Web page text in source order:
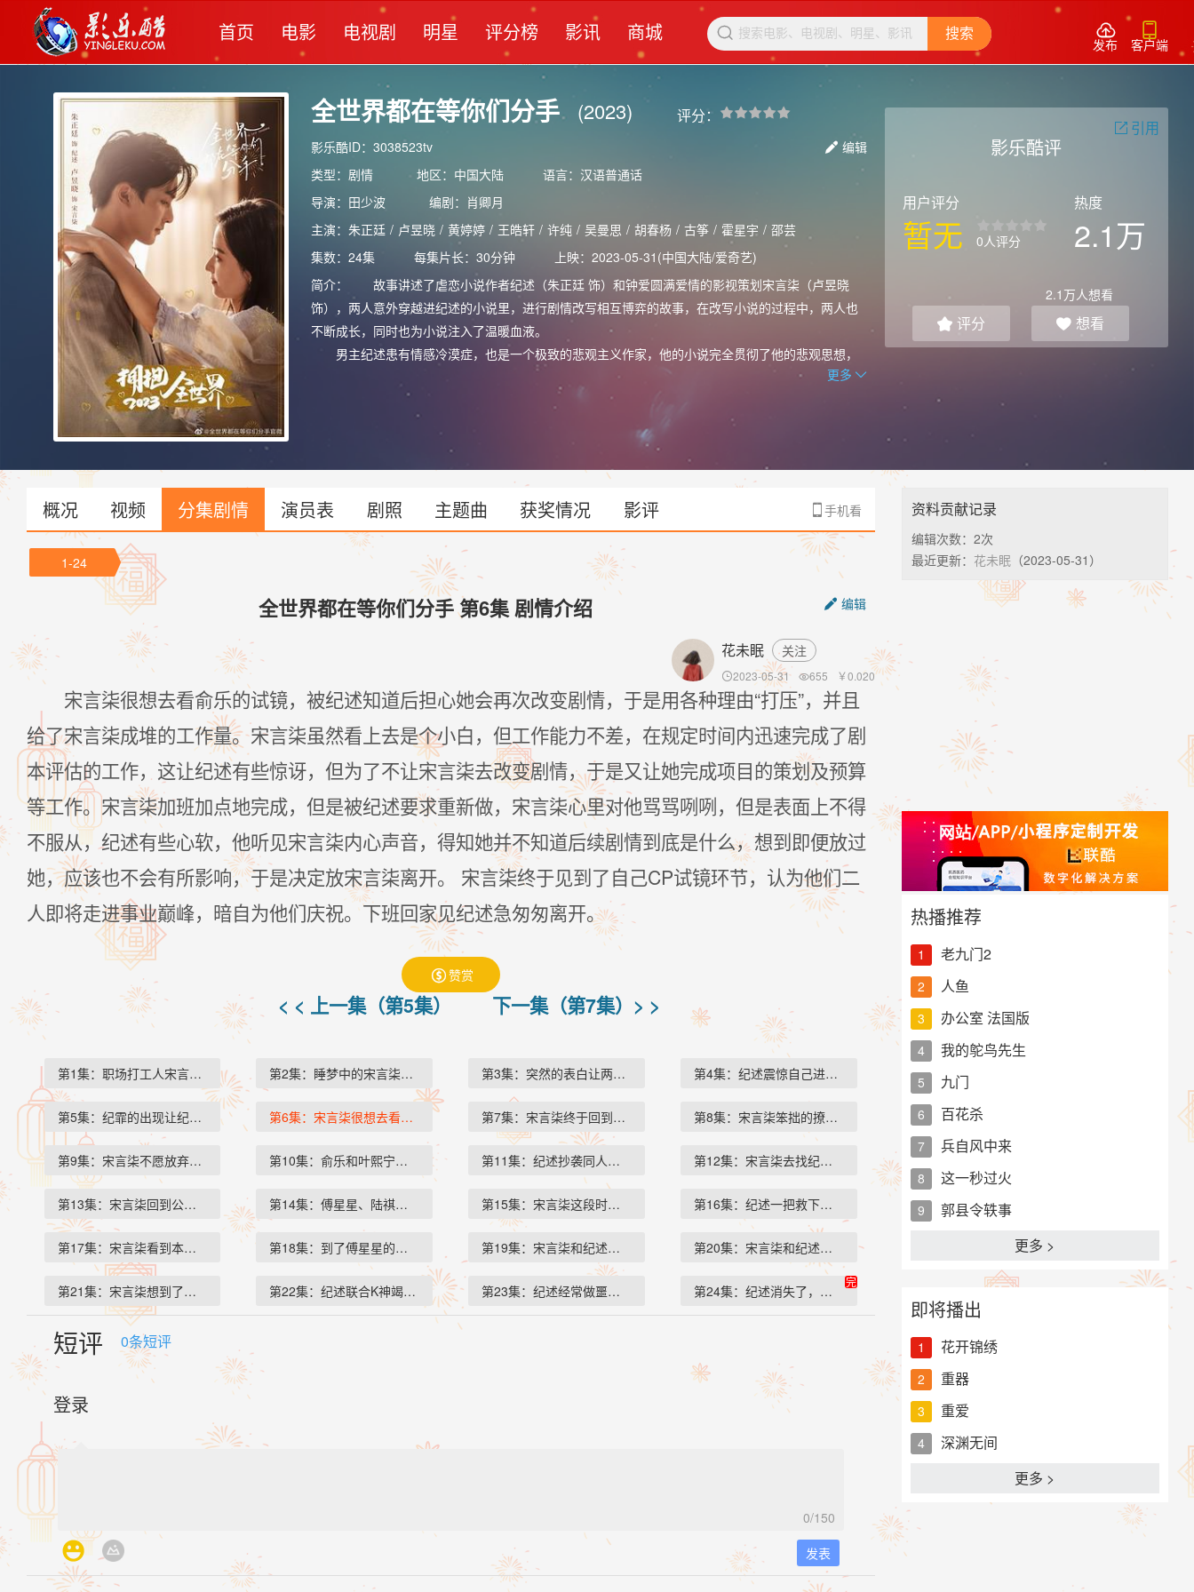
首页 电影 电视剧 明星 评分榜 影讯 商城  搜索 
发布

客户端
全世界都在等你们分手 (2023) 评分：
影乐酷ID：3038523tv  编辑
类型： 剧情 地区：中国大陆
语言：汉语普通话
导演： 田少波 编剧： 肖卿月
主演： 朱正廷 / 卢昱晓 / 黄婷婷 / 王皓轩 / 许纯 / 吴曼思 / 胡春杨 / 古筝 / 霍星宇 / 邵芸
集数：24集
每集片长：30分钟
上映：2023-05-31(中国大陆/爱奇艺)
简介：
故事讲述了虐恋小说作者纪述（朱正廷 饰）和钟爱圆满爱情的影视策划宋言柒（卢昱晓
饰），两人意外穿越进纪述的小说里，进行剧情改写相互博弈的故事，在改写小说的过程中，两人也
不断成长，同时也为小说注入了温暖血液。
男主纪述患有情感冷漠症，也是一个极致的悲观主义作家，他的小说完全贯彻了他的悲观思想，
都以悲剧结尾，而作为从小到大都是“末班车锦鲤”的影视策划人宋言柒则恰恰相反，是一个圆满结局爱
好者。当悲观主义的小说作者遇到了乐观主义的影视策划，两人在现实世界的较量延展到小说世界的
拉扯，宋言柒不满纪述小说故事的走向，，机缘巧合下，两人开启了小说和现实两个世界的神秘通
道，就此开始了两人关于“HE”和“BE”的拉锯战。在这场改写的博弈中，谁又会赢得主动权呢？
更多 
影乐酷评
 引用
用户评分
暂无 0人评分
热度
2.1万
2.1万人想看
 评分  想看
 手机看
概况 视频 分集剧情 演员表 剧照 主题曲 获奖情况 影评
1-24
 编辑
全世界都在等你们分手 第6集 剧情介绍
花未眠 关注
2023-05-31 655 ￥0.020
宋言柒很想去看俞乐的试镜，被纪述知道后担心她会再次改变剧情，于是用各种理由“打压”，并且
给了宋言柒成堆的工作量。宋言柒虽然看上去是个小白，但工作能力不差，在规定时间内迅速完成了剧
本评估的工作，这让纪述有些惊讶，但为了不让宋言柒去改变剧情，于是又让她完成项目的策划及预算
等工作。宋言柒加班加点地完成，但是被纪述要求重新做，宋言柒心里对他骂骂咧咧，但是表面上不得
不服从，纪述有些心软，他听见宋言柒内心声音，得知她并不知道后续剧情到底是什么，想到即便放过
她，应该也不会有所影响，于是决定放宋言柒离开。 宋言柒终于见到了自己CP试镜环节，认为他们二
人即将走进事业巅峰，暗自为他们庆祝。下班回家见纪述急匆匆离开。
赞赏
< < 上一集（第5集） 下一集（第7集）> >
第1集：职场打工人宋言柒迷恋… 第2集：睡梦中的宋言柒突然摔… 第3集：突然的表白让两人尴尬… 第4集：纪述震惊自己进入到了…
第5集：纪霏的出现让纪述意外… 第6集：宋言柒很想去看俞乐的… 第7集：宋言柒终于回到现实世… 第8集：宋言柒笨拙的撩汉技巧…
第9集：宋言柒不愿放弃，依旧… 第10集：俞乐和叶熙宁契约恋爱… 第11集：纪述抄袭同人文事件大… 第12集：宋言柒去找纪述，鼓足…
第13集：宋言柒回到公司，本以… 第14集：傅星星、陆祺宇撮合宋… 第15集：宋言柒这段时间跟纪述… 第16集：纪述一把救下了宋言柒…
第17集：宋言柒看到本章完结字… 第18集：到了傅星星的短信，傅… 第19集：宋言柒和纪述原本以为… 第20集：宋言柒和纪述开启了如…
第21集：宋言柒想到了之前关于… 第22集：纪述联合K神竭力阻止… 第23集：纪述经常做噩梦梦到宋… 第24集：纪述消失了，永远的消…
完
短评 0条短评
登录
0/150
发表
资料贡献记录
编辑次数： 2次
最近更新： 花未眠（2023-05-31）
热播推荐
1 老九门2
2 人鱼
3 办公室 法国版
4 我的鸵鸟先生
5 九门
6 百花杀
7 兵自风中来
8 这一秒过火
9
郭县令轶事
更多 >
即将播出
1 花开锦绣
2 重器
3 重爱
4
深渊无间
更多 >